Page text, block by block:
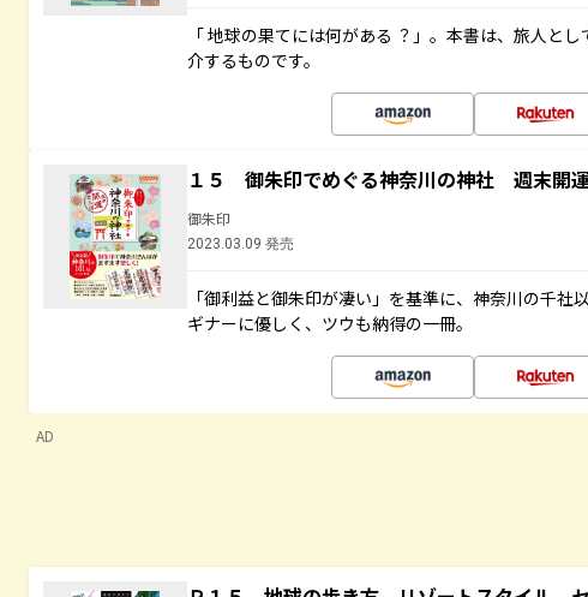
「 地球の果てには何がある ？」。本書は、旅人と
介するものです。
１５ 御朱印でめぐる神奈川の神社 週末開
御朱印
2023.03.09 発売
「御利益と御朱印が凄い」を基準に、神奈川の千
ギナーに優しく、ツウも納得の一冊。
AD